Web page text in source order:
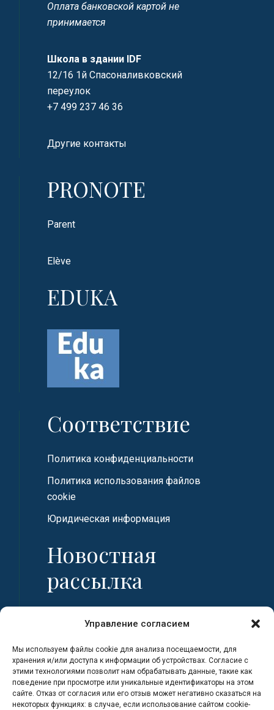
Управление согласием
Мы используем файлы cookie для анализа посещаемости, для
хранения и/или доступа к информации об устройствах. Согласие с
этими технологиями позволит нам обрабатывать данные, такие как
поведение при просмотре или уникальные идентификаторы на этом
сайте. Отказ от согласия или его отзыв может негативно сказаться на
некоторых функциях: в случае, если использование сайтом cookie-
Оплата банковской картой не
принимается
Школа в здании IDF
12/16 1й Спасоналивковский
переулок
+7 499 237 46 36
Другие контакты
PRONOTE
Parent
Elève
EDUKA
Соответствие
Политика конфиденциальности
Политика использования файлов
cookie
Юридическая информация
Новостная
рассылка
Фамилия
Адрес электронной почты